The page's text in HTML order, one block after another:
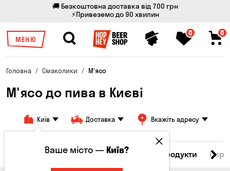
🚚 Безкоштовна доставка від 700 грн
⚡Привеземо до 90 хвилин
МЕНЮ
0 0
Головна Смаколики М'ясо
М'ясо до пива в Києві
Київ Доставка Вкажіть адресу
Всі товари М'ясо Риба Морепродукти
Ваше місто —Київ?